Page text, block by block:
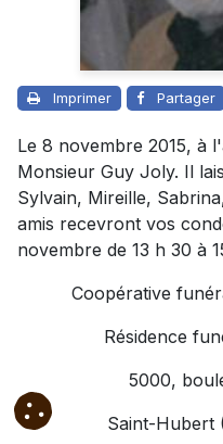
Imprimer Partager
Le 8 novembre 2015, à
Monsieur Guy Joly. Il
Sylvain, Mireille,
amis recevront vos
novembre de 13 h 30 à
Coopérative
Résidence
5000,
Saint-Hubert